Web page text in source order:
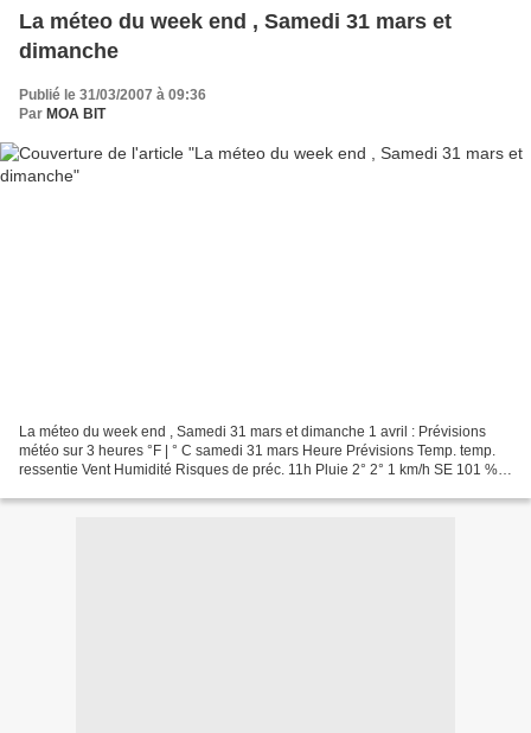
La méteo du week end , Samedi 31 mars et
dimanche
Publié le 31/03/2007 à 09:36
Par MOA BIT
La méteo du week end , Samedi 31 mars et dimanche 1 avril : Prévisions
météo sur 3 heures °F | ° C samedi 31 mars Heure Prévisions Temp. temp.
ressentie Vent Humidité Risques de préc. 11h Pluie 2° 2° 1 km/h SE 101 %